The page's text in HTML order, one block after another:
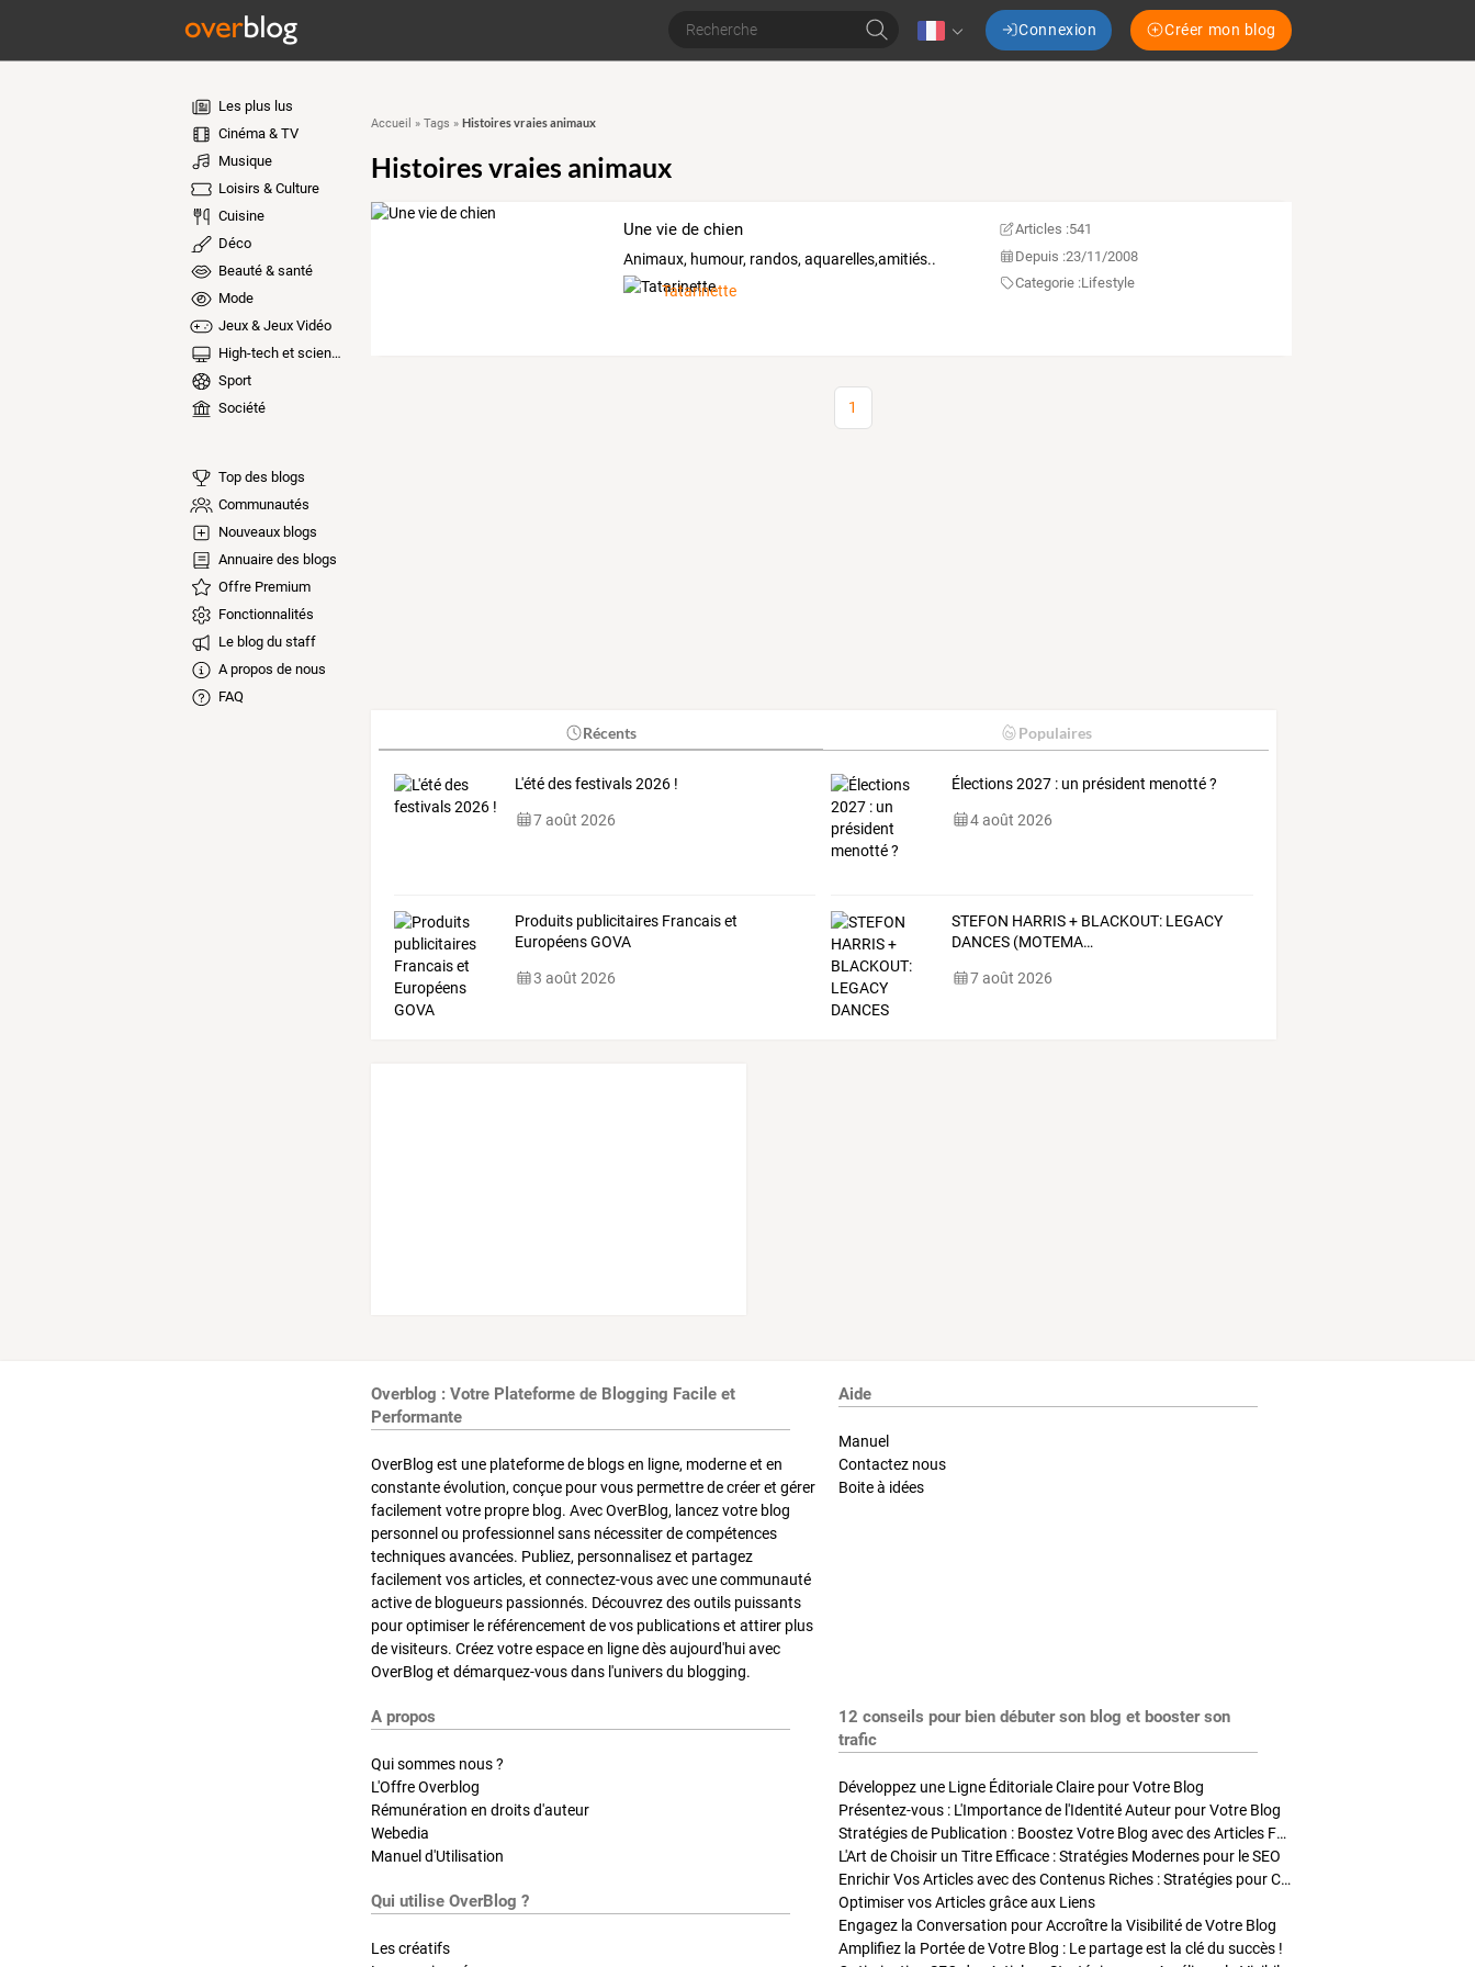
Connexion Créer mon blog
Les plus lus
Cinéma & TV
Musique
Loisirs & Culture
Cuisine
Déco
Beauté & santé
Mode
Jeux & Jeux Vidéo
High-tech et sciences
Sport
Société
Top des blogs
Communautés
Nouveaux blogs
Annuaire des blogs
Offre Premium
Fonctionnalités
Le blog du staff
A propos de nous
FAQ
Accueil » Tags » Histoires vraies animaux
Histoires vraies animaux
Une vie de chien
Animaux, humour, randos, aquarelles,amitiés..
Tatarinette
Articles :541
Depuis :23/11/2008
Categorie :Lifestyle
1
Récents Populaires
L'été des festivals 2026 !
7 août 2026
Élections 2027 : un président menotté ?
4 août 2026
Produits publicitaires Francais et
Européens GOVA
3 août 2026
STEFON HARRIS+ BLACKOUT: LEGACY
DANCES (MOTEMA…
7 août 2026
Overblog : Votre Plateforme de Blogging Facile et
Performante
OverBlog est une plateforme de blogs en ligne, moderne et en
constante évolution, conçue pour vous permettre de créer et gérer
facilement votre propre blog. Avec OverBlog, lancez votre blog
personnel ou professionnel sans nécessiter de compétences
techniques avancées. Publiez, personnalisez et partagez
facilement vos articles, et connectez-vous avec une communauté
active de blogueurs passionnés. Découvrez des outils puissants
pour optimiser le référencement de vos publications et attirer plus
de visiteurs. Créez votre espace en ligne dès aujourd'hui avec
OverBlog et démarquez-vous dans l'univers du blogging.
Aide
Manuel
Contactez nous
Boite à idées
A propos
Qui sommes nous ?
L'Offre Overblog
Rémunération en droits d'auteur
Webedia
Manuel d'Utilisation
Qui utilise OverBlog ?
Les créatifs
12 conseils pour bien débuter son blog et booster son
trafic
Développez une Ligne Éditoriale Claire pour Votre Blog
Présentez-vous : L'Importance de l'Identité Auteur pour Votre Blog
Stratégies de Publication : Boostez Votre Blog avec des Articles Fréquents et Exclusifs
L'Art de Choisir un Titre Efficace : Stratégies Modernes pour le SEO
Enrichir Vos Articles avec des Contenus Riches : Stratégies pour Captiver et Optimiser
Optimiser vos Articles grâce aux Liens
Engagez la Conversation pour Accroître la Visibilité de Votre Blog
Amplifiez la Portée de Votre Blog : Le partage est la clé du succès !